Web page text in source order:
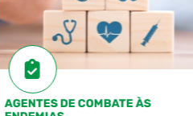
AGENTES DE COMBATE ÀS